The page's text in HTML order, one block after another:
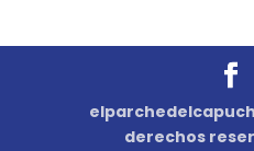
derechos